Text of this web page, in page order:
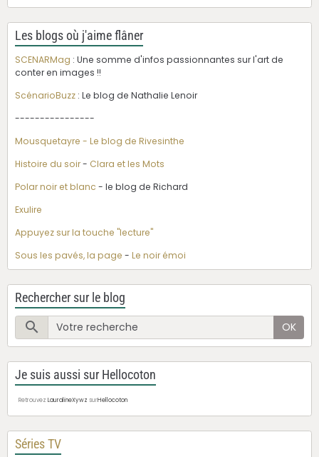
Les blogs où j'aime flâner
SCENARMag : Une somme d'infos passionnantes sur l'art de
conter en images !!
ScénarioBuzz : Le blog de Nathalie Lenoir
----------------
Mousquetayre - Le blog de Rivesinthe
Histoire du soir- Clara et les Mots
Polar noir et blanc - le blog de Richard
Exulire
Appuyez sur la touche "lecture"
Sous les pavés, la page - Le noir émoi
Rechercher sur le blog
OK
Je suis aussi sur Hellocoton
Retrouvez LauralineXywz surHellocoton
Séries TV